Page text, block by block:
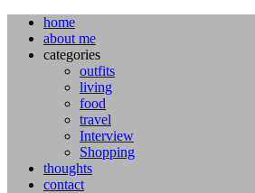
home
about me
categories
outfits
living
food
travel
Interview
Shopping
thoughts
contact